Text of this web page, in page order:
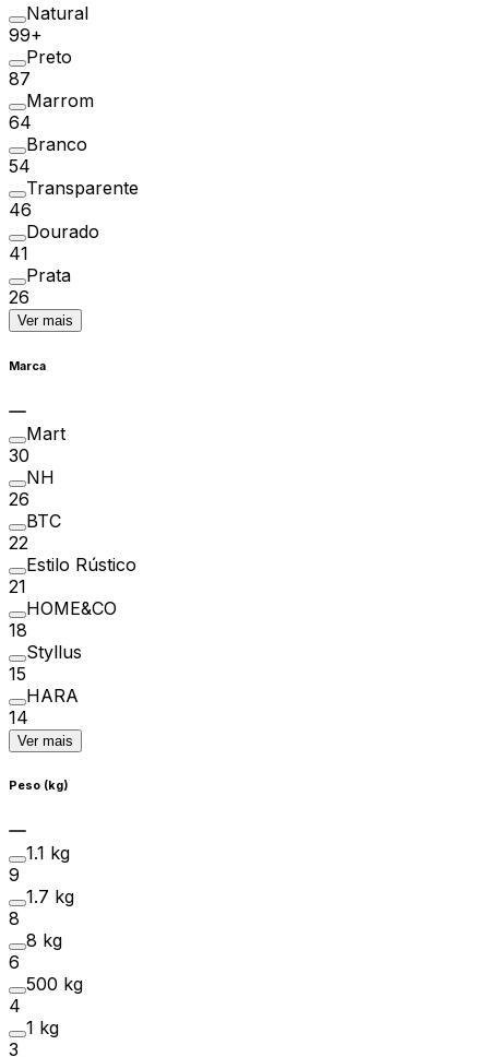
Natural
99+
Preto
87
Marrom
64
Branco
54
Transparente
46
Dourado
41
Prata
26
Ver mais
Marca
Mart
30
NH
26
BTC
22
Estilo Rústico
21
HOME&CO
18
Styllus
15
HARA
14
Ver mais
Peso (kg)
1.1 kg
9
1.7 kg
8
8 kg
6
500 kg
4
1 kg
3